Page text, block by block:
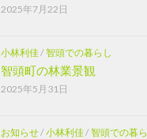
2025年7月22日
小林利佳/智頭での暮らし
智頭町の林業景観
2025年5月31日
お知らせ/小林利佳/智頭での暮ら